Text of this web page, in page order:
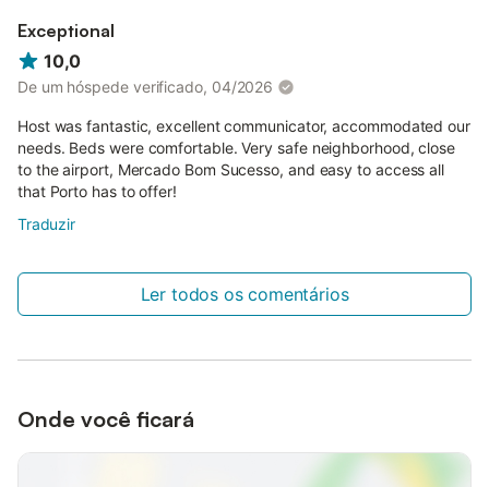
Exceptional
10,0
De um hóspede verificado, 04/2026
Host was fantastic, excellent communicator, accommodated our
needs. Beds were comfortable. Very safe neighborhood, close
to the airport, Mercado Bom Sucesso, and easy to access all
that Porto has to offer!
Traduzir
Ler todos os comentários
Onde você ficará